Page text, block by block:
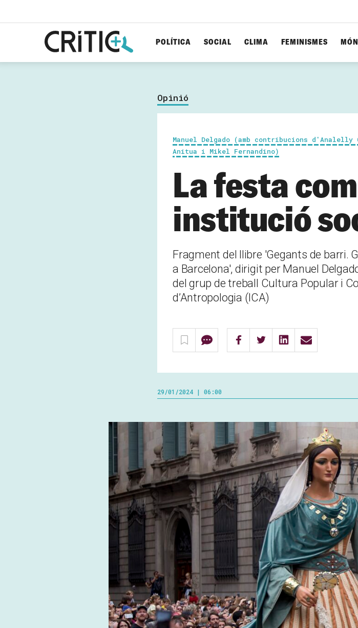
POLÍTICA SOCIAL CLIMA FEMINISMES MÓN
Opinió
Manuel Delgado (amb contribucions
Anitua i Mikel Fernandino)
La festa
institució
Fragment del llibre 'Gegants de barri.
a Barcelona', dirigit per Manuel
del grup de treball Cultura Popular i
d’Antropologia (ICA)
29/01/2024 | 06:00